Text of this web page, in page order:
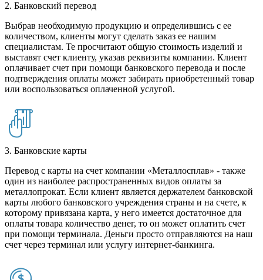
2. Банковский перевод
Выбрав необходимую продукцию и определившись с ее
количеством, клиенты могут сделать заказ ее нашим
специалистам. Те просчитают общую стоимость изделий и
выставят счет клиенту, указав реквизиты компании. Клиент
оплачивает счет при помощи банковского перевода и после
подтверждения оплаты может забирать приобретенный товар
или воспользоваться оплаченной услугой.
3. Банковские карты
Перевод с карты на счет компании «Металлосплав» - также
один из наиболее распространенных видов оплаты за
металлопрокат. Если клиент является держателем банковской
карты любого банковского учреждения страны и на счете, к
которому привязана карта, у него имеется достаточное для
оплаты товара количество денег, то он может оплатить счет
при помощи терминала. Деньги просто отправляются на наш
счет через терминал или услугу интернет-банкинга.